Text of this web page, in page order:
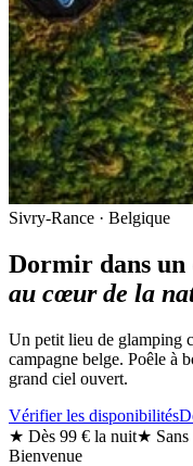
Sivry-Rance · Belgique
Dormir dans un
au cœur de la
Un petit lieu de glamping
campagne belge. Poêle à
grand ciel ouvert.
Vérifier les disponibilités
★ Dès 99 € la nuit★ Sans
Bienvenue